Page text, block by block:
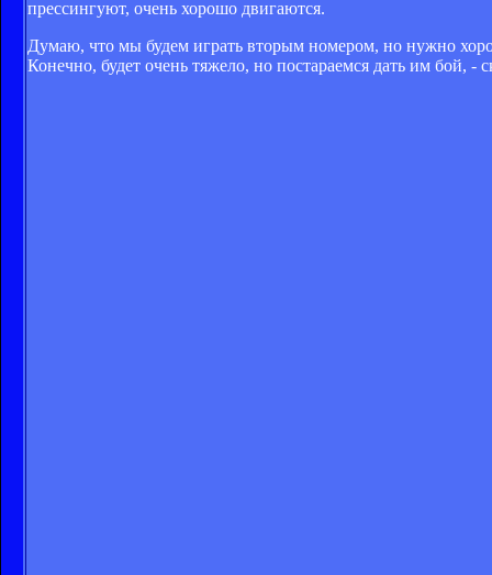
прессингуют, очень хорошо двигаются.
Думаю, что мы будем играть вторым номером, но нужно
Конечно, будет очень тяжело, но постараемся дать им бой,